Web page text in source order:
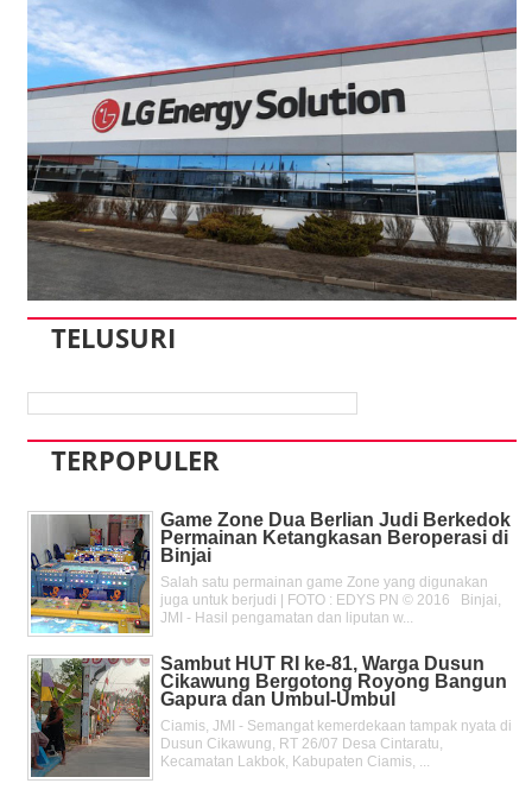
TELUSURI
TERPOPULER
Game Zone Dua Berlian Judi Berkedok
Permainan Ketangkasan Beroperasi di
Binjai
Salah satu permainan game Zone yang digunakan
juga untuk berjudi | FOTO : EDYS PN © 2016 Binjai,
JMI - Hasil pengamatan dan liputan w...
Sambut HUT RI ke-81, Warga Dusun
Cikawung Bergotong Royong Bangun
Gapura dan Umbul-Umbul
Ciamis, JMI - Semangat kemerdekaan tampak nyata di
Dusun Cikawung, RT 26/07 Desa Cintaratu,
Kecamatan Lakbok, Kabupaten Ciamis, ...